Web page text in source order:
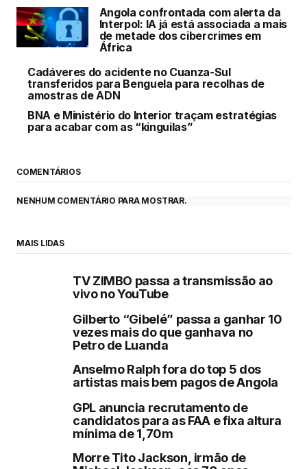
Angola confrontada com alerta da
Interpol: IA já está associada a mais
de metade dos cibercrimes em
África
Cadáveres do acidente no Cuanza-Sul
transferidos para Benguela para recolhas de
amostras de ADN
BNA e Ministério do Interior traçam estratégias
para acabar com as “kinguilas”
COMENTÁRIOS
NENHUM COMENTÁRIO PARA MOSTRAR.
MAIS LIDAS
TV ZIMBO passa a transmissão ao
vivo no YouTube
Gilberto “Gibelé” passa a ganhar 10
vezes mais do que ganhava no
Petro de Luanda
Anselmo Ralph fora do top 5 dos
artistas mais bem pagos de Angola
GPL anuncia recrutamento de
candidatos para as FAA e fixa altura
mínima de 1,70m
Morre Tito Jackson, irmão de